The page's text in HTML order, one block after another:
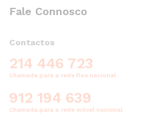
Fale Connosco
Contactos
214 446 723
Chamada para a rede fixa nacional
912 194 639
Chamada para a rede móvel nacional